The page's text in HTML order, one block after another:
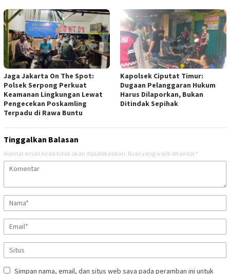
Jaga Jakarta On The Spot:
Polsek Serpong Perkuat
Keamanan Lingkungan Lewat
Pengecekan Poskamling
Terpadu di Rawa Buntu
Kapolsek Ciputat Timur:
Dugaan Pelanggaran Hukum
Harus Dilaporkan, Bukan
Ditindak Sepihak
Tinggalkan Balasan
Alamat email Anda tidak akan dipublikasikan. Ruas yang wajib ditandai *
Simpan nama, email, dan situs web saya pada peramban ini untuk